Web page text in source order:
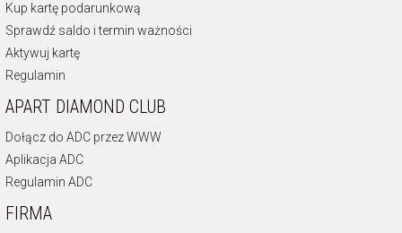
Kup kartę podarunkową
Sprawdź saldo i termin ważności
Aktywuj kartę
Regulamin
APART DIAMOND CLUB
Dołącz do ADC przez WWW
Aplikacja ADC
Regulamin ADC
FIRMA